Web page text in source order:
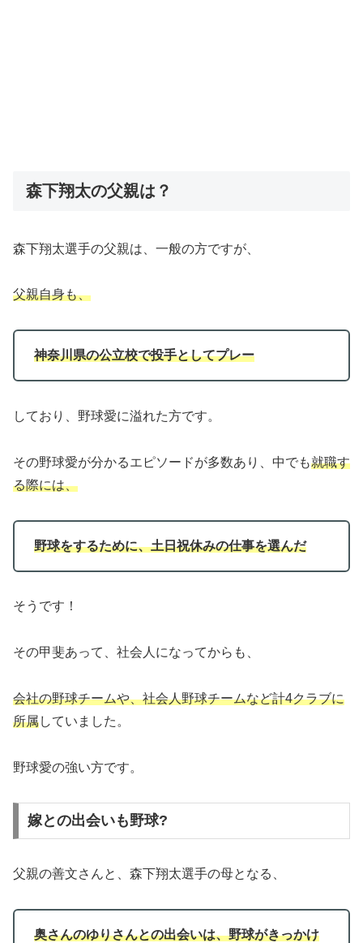
森下翔太の父親は？
森下翔太選手の父親は、一般の方ですが、
父親自身も、
神奈川県の公立校で投手としてプレー
しており、野球愛に溢れた方です。
その野球愛が分かるエピソードが多数あり、中でも就職す
る際には、
野球をするために、土日祝休みの仕事を選んだ
そうです！
その甲斐あって、社会人になってからも、
会社の野球チームや、社会人野球チームなど計4クラブに
所属していました。
野球愛の強い方です。
嫁との出会いも野球?
父親の善文さんと、森下翔太選手の母となる、
奥さんのゆりさんとの出会いは、野球がきっかけ